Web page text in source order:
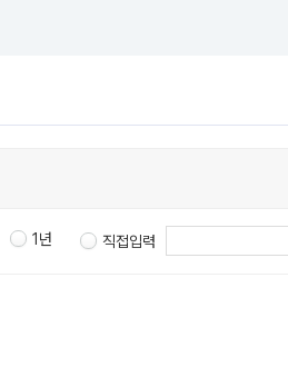
1년 직접입력